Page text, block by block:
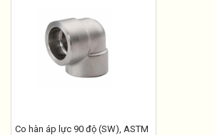
Co hàn áp lực 90 độ (SW), ASTM